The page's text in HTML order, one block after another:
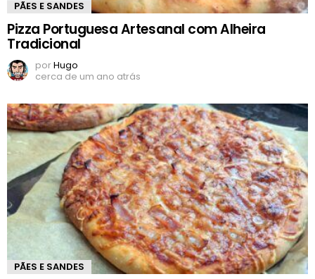
PÃES E SANDES
Pizza Portuguesa Artesanal com Alheira
Tradicional
porHugo
cerca de um ano atrás
PÃES E SANDES